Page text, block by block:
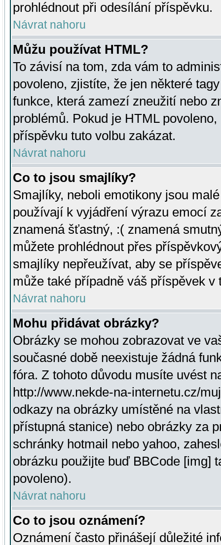
prohlédnout při odesílání příspěvku.
Návrat nahoru
Můžu používat HTML?
To závisí na tom, zda vám to
povoleno, zjistíte, že jen některé
funkce, která zamezí zneužití nebo
problémů. Pokud je HTML
příspěvku tuto volbu zakázat.
Návrat nahoru
Co to jsou smajlíky?
Smajlíky, neboli emotikony jsou
používají k vyjádření výrazu emocí
znamená šťastný, :( znamená
můžete prohlédnout přes
smajlíky nepřeužívat, aby se
může také případně váš příspěvek v
Návrat nahoru
Mohu přidávat obrázky?
Obrázky se mohou zobrazovat ve
současné době neexistuje žádná
fóra. Z tohoto důvodu musíte uvést
http://www.nekde-na-internetu.cz/
odkazy na obrázky umístěné na
přístupná stanice) nebo obrázky za
schránky hotmail nebo yahoo,
obrázku použijte buď BBCode [img]
povoleno).
Návrat nahoru
Co to jsou oznámení?
Oznámení často přinášejí důležité